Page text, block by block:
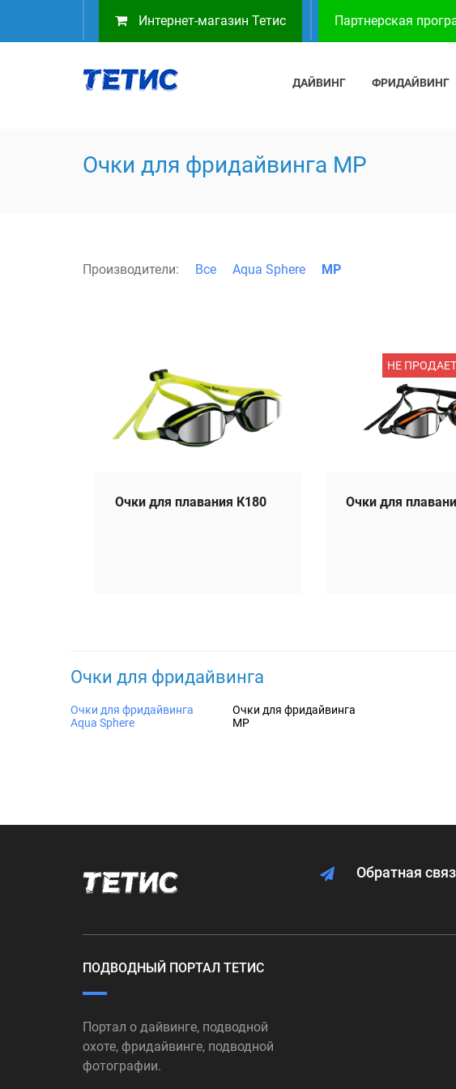
Интернет-магазин Тетис Партнерская
ДАЙВИНГ ФРИДАЙВИНГ
Очки для фридайвинга MP
Производители: Все Aqua Sphere MP
Очки для плавания К180
НЕ
Очки для
Очки для фридайвинга
Очки для фридайвинга
Aqua Sphere
Очки для фридайвинга
MP
Обратная
ПОДВОДНЫЙ ПОРТАЛ ТЕТИС
Портал о дайвинге, подводной
охоте, фридайвинге, подводной
фотографии.